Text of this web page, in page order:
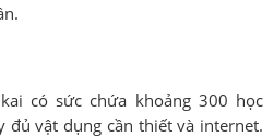
có sức chứa khoảng 300 học
đủ vật dụng cần thiết và internet.